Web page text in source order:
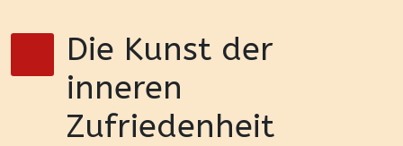
Die Kunst der
inneren
Zufriedenheit